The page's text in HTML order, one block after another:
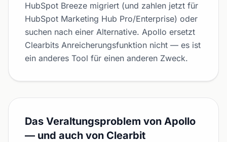
HubSpot Breeze migriert (und zahlen jetzt für
HubSpot Marketing Hub Pro/Enterprise) oder
suchen nach einer Alternative. Apollo ersetzt
Clearbits Anreicherungsfunktion nicht — es ist
ein anderes Tool für einen anderen Zweck.
Das Veraltungsproblem von Apollo
— und auch von Clearbit